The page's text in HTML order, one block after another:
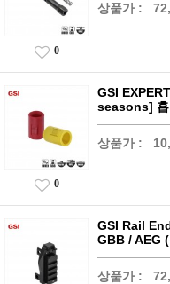
상품가 :
0
GSI
seasons] 홉
상품가 :
0
GSI Rail
GBB / AEG
상품가 :